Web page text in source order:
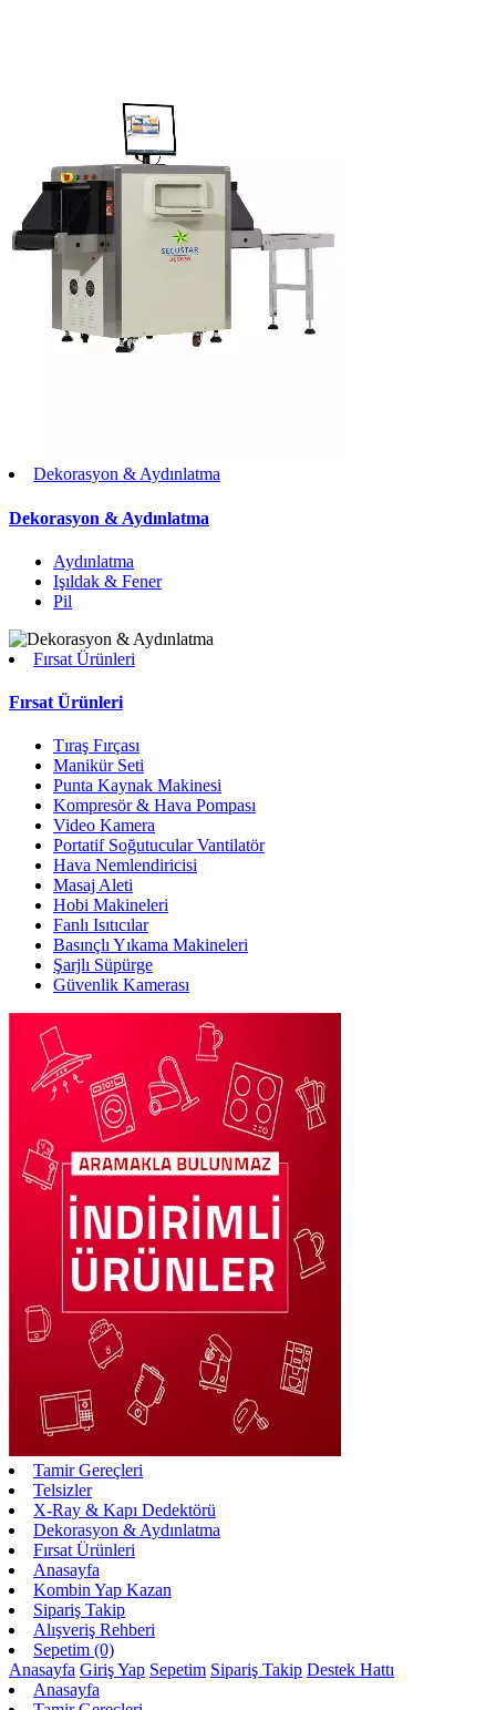
Dekorasyon & Aydınlatma
Dekorasyon & Aydınlatma
Aydınlatma
Işıldak & Fener
Pil
Fırsat Ürünleri
Fırsat Ürünleri
Tıraş Fırçası
Manikür Seti
Punta Kaynak Makinesi
Kompresör & Hava Pompası
Video Kamera
Portatif Soğutucular Vantilatör
Hava Nemlendiricisi
Masaj Aleti
Hobi Makineleri
Fanlı Isıtıcılar
Basınçlı Yıkama Makineleri
Şarjlı Süpürge
Güvenlik Kamerası
Tamir Gereçleri
Telsizler
X-Ray & Kapı Dedektörü
Dekorasyon & Aydınlatma
Fırsat Ürünleri
Anasayfa
Kombin Yap Kazan
Sipariş Takip
Alışveriş Rehberi
Sepetim (0)
Anasayfa Giriş Yap Sepetim Sipariş Takip Destek Hattı
Anasayfa